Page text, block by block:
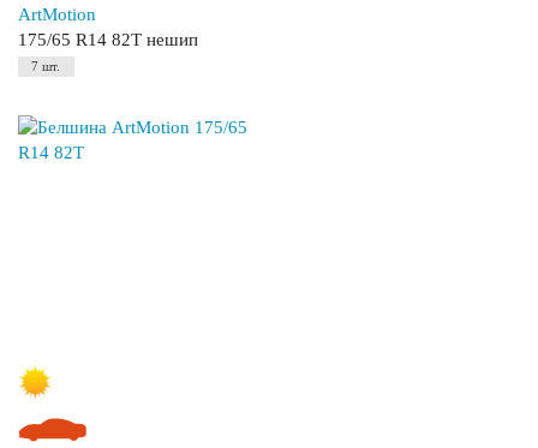
ArtMotion
175/65 R14 82T нешип
7 шт.